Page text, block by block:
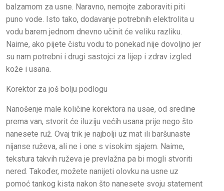
balzamom za usne. Naravno, nemojte zaboraviti piti
puno vode. Isto tako, dodavanje potrebnih elektrolita u
vodu barem jednom dnevno učinit će veliku razliku.
Naime, ako pijete čistu vodu to ponekad nije dovoljno jer
su nam potrebni i drugi sastojci za lijep i zdrav izgled
kože i usana.
Korektor za još bolju podlogu
Nanošenje male količine korektora na usae, od sredine
prema van, stvorit će iluziju većih usana prije nego što
nanesete ruž. Ovaj trik je najbolji uz mat ili baršunaste
nijanse ruževa, ali ne i one s visokim sjajem. Naime,
tekstura takvih ruževa je prevlažna pa bi mogli stvoriti
nered. Također, možete nanijeti olovku na usne uz
pomoć tankog kista nakon što nanesete svoju statement